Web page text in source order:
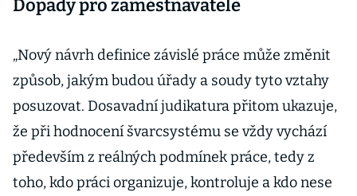
evropská
mění pravidla
odměňování
Dopady pro zaměstnavatele
„Nový návrh definice závislé práce může změnit
způsob, jakým budou úřady a soudy tyto vztahy
posuzovat. Dosavadní judikatura přitom ukazuje,
že při hodnocení švarcsystému se vždy vychází
především z reálných podmínek práce, tedy z
toho, kdo práci organizuje, kontroluje a kdo nese